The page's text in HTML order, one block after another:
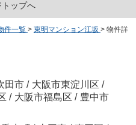
ップへ
件一覧 > 東明マンション江坂 > 物件詳
田市 / 大阪市東淀川区 /
/ 大阪市福島区 / 豊中市